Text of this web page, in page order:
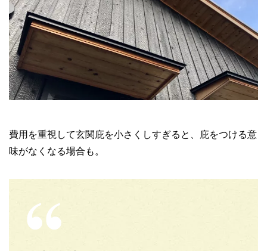
費用を重視して玄関庇を小さくしすぎると、庇をつける意
味がなくなる場合も。